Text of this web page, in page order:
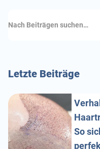
LetzteBeiträge
So